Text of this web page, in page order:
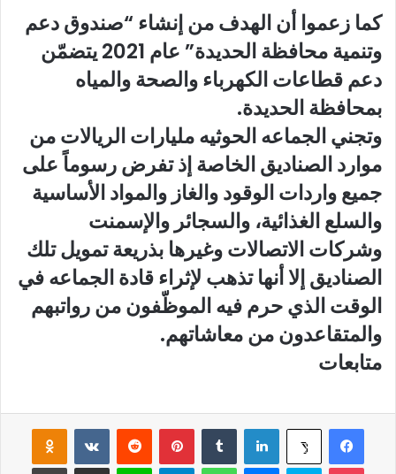
كما زعموا أن الهدف من إنشاء “صندوق دعم
وتنمية محافظة الحديدة” عام 2021 يتضمّن
دعم قطاعات الكهرباء والصحة والمياه
بمحافظة الحديدة.
وتجني الجماعه الحوثيه مليارات الريالات من
موارد الصناديق الخاصة إذ تفرض رسوماً على
جميع واردات الوقود والغاز والمواد الأساسية
والسلع الغذائية، والسجائر والإسمنت
وشركات الاتصالات وغيرها بذريعة تمويل تلك
الصناديق إلا أنها تذهب لإثراء قادة الجماعه في
الوقت الذي حرم فيه الموظّفون من رواتبهم
والمتقاعدون من معاشاتهم.
متابعات
فيسبوك ‫X لينكدإن بينتيريست
سكايب واتساب لاين